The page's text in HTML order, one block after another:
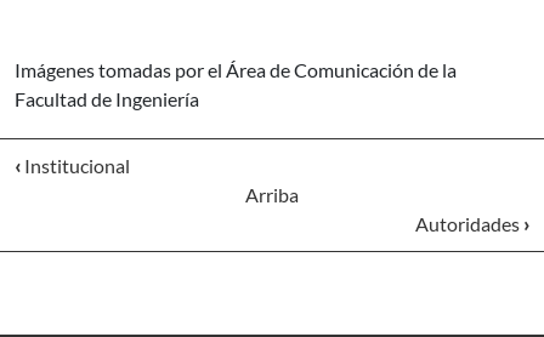
Imágenes tomadas por el Área de Comunicación de la
Facultad de Ingeniería
‹ Institucional
Arriba
Autoridades ›